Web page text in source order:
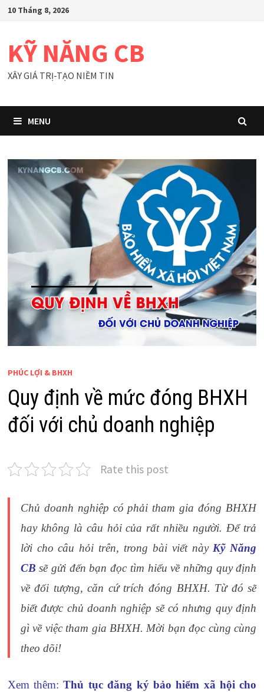
Skip
content
10 Tháng 8, 2026
KỸ NĂNG CB
XÂY GIÁ TRỊ-TẠO NIỀM TIN
MENU
PHÚC LỢI & BHXH
Quy định về mức đóng BHXH
đối với chủ doanh nghiệp
Rate this post
Chủ doanh nghiệp có phải tham gia đóng BHXH
hay không là câu hỏi của rất nhiều người. Để trả
lời cho câu hỏi trên, trong bài viết này Kỹ Năng
CB sẽ gửi đến bạn đọc tìm hiểu về những quy định
về đối tượng, căn cứ trích đóng BHXH. Từ đó sẽ
biết được chủ doanh nghiệp sẽ có nhưng quy định
gì về việc tham gia BHXH. Mời bạn đọc cùng cùng
theo dõi!
Xem thêm:Thủ tục đăng ký bảo hiểm xã hội cho